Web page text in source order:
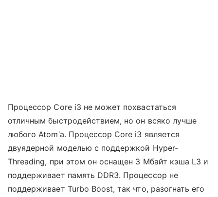
Процессор Core i3 не может похвастаться
отличным быстродействием, но он всяко лучше
любого Atom’а. Процессор Core i3 является
двуядерной моделью с поддержкой Hyper-
Threading, при этом он оснащен 3 Мбайт кэша L3 и
поддерживает память DDR3. Процессор не
поддерживает Turbo Boost, так что, разогнать его